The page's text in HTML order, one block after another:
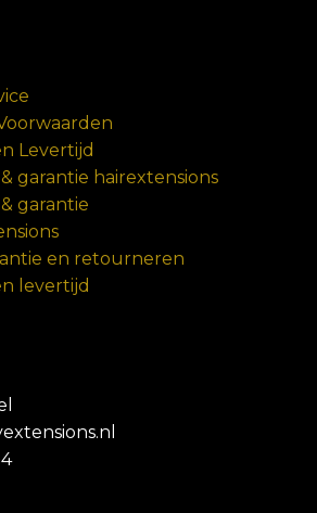
Levertijd
garantie hairextensions
garantie
en retourneren
levertijd